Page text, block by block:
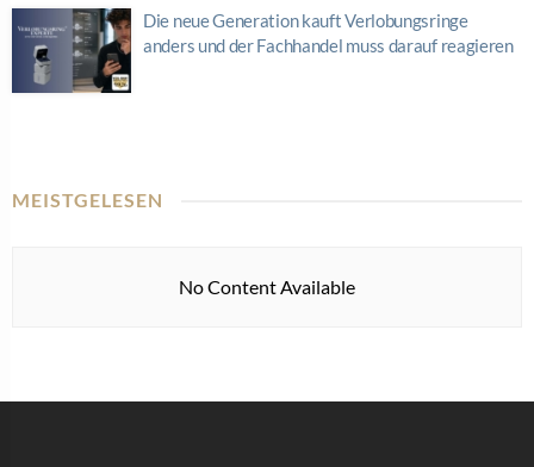
Die neue Generation kauft Verlobungsringe
anders und der Fachhandel muss darauf reagieren
MEISTGELESEN
No Content Available